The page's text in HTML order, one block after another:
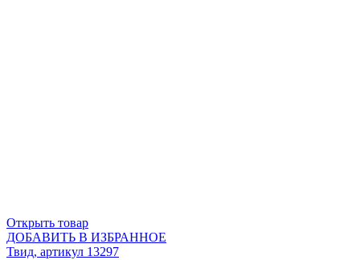
Открыть товар
ДОБАВИТЬ В ИЗБРАННОЕ
Твид, артикул 13297